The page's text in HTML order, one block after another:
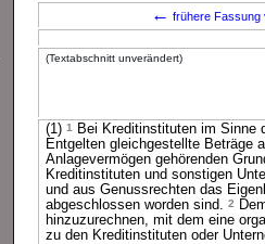
← frühere Fassung
(Textabschnitt unverändert)
(1) 1
Bei Kreditinstituten im Sinne
Entgelten gleichgestellte Beträge
Anlagevermögen gehörenden
Kreditinstituten und sonstigen
und aus Genussrechten das
abgeschlossen worden sind. 2
hinzuzurechnen, mit dem eine
zu den Kreditinstituten oder